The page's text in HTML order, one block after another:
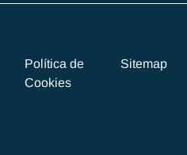
Política de
Cookies
Sitemap